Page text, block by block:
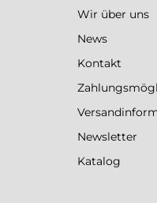
Wir über uns
News
Kontakt
Newsletter
Katalog